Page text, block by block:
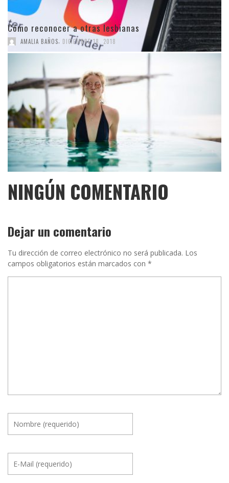
Cómo reconocer a otras lesbianas
AMALIA BAÑOS DICIEMBRE 18, 2018
NINGÚN COMENTARIO
Dejar un comentario
Tu dirección de correo electrónico no será publicada. Los
campos obligatorios están marcados con *